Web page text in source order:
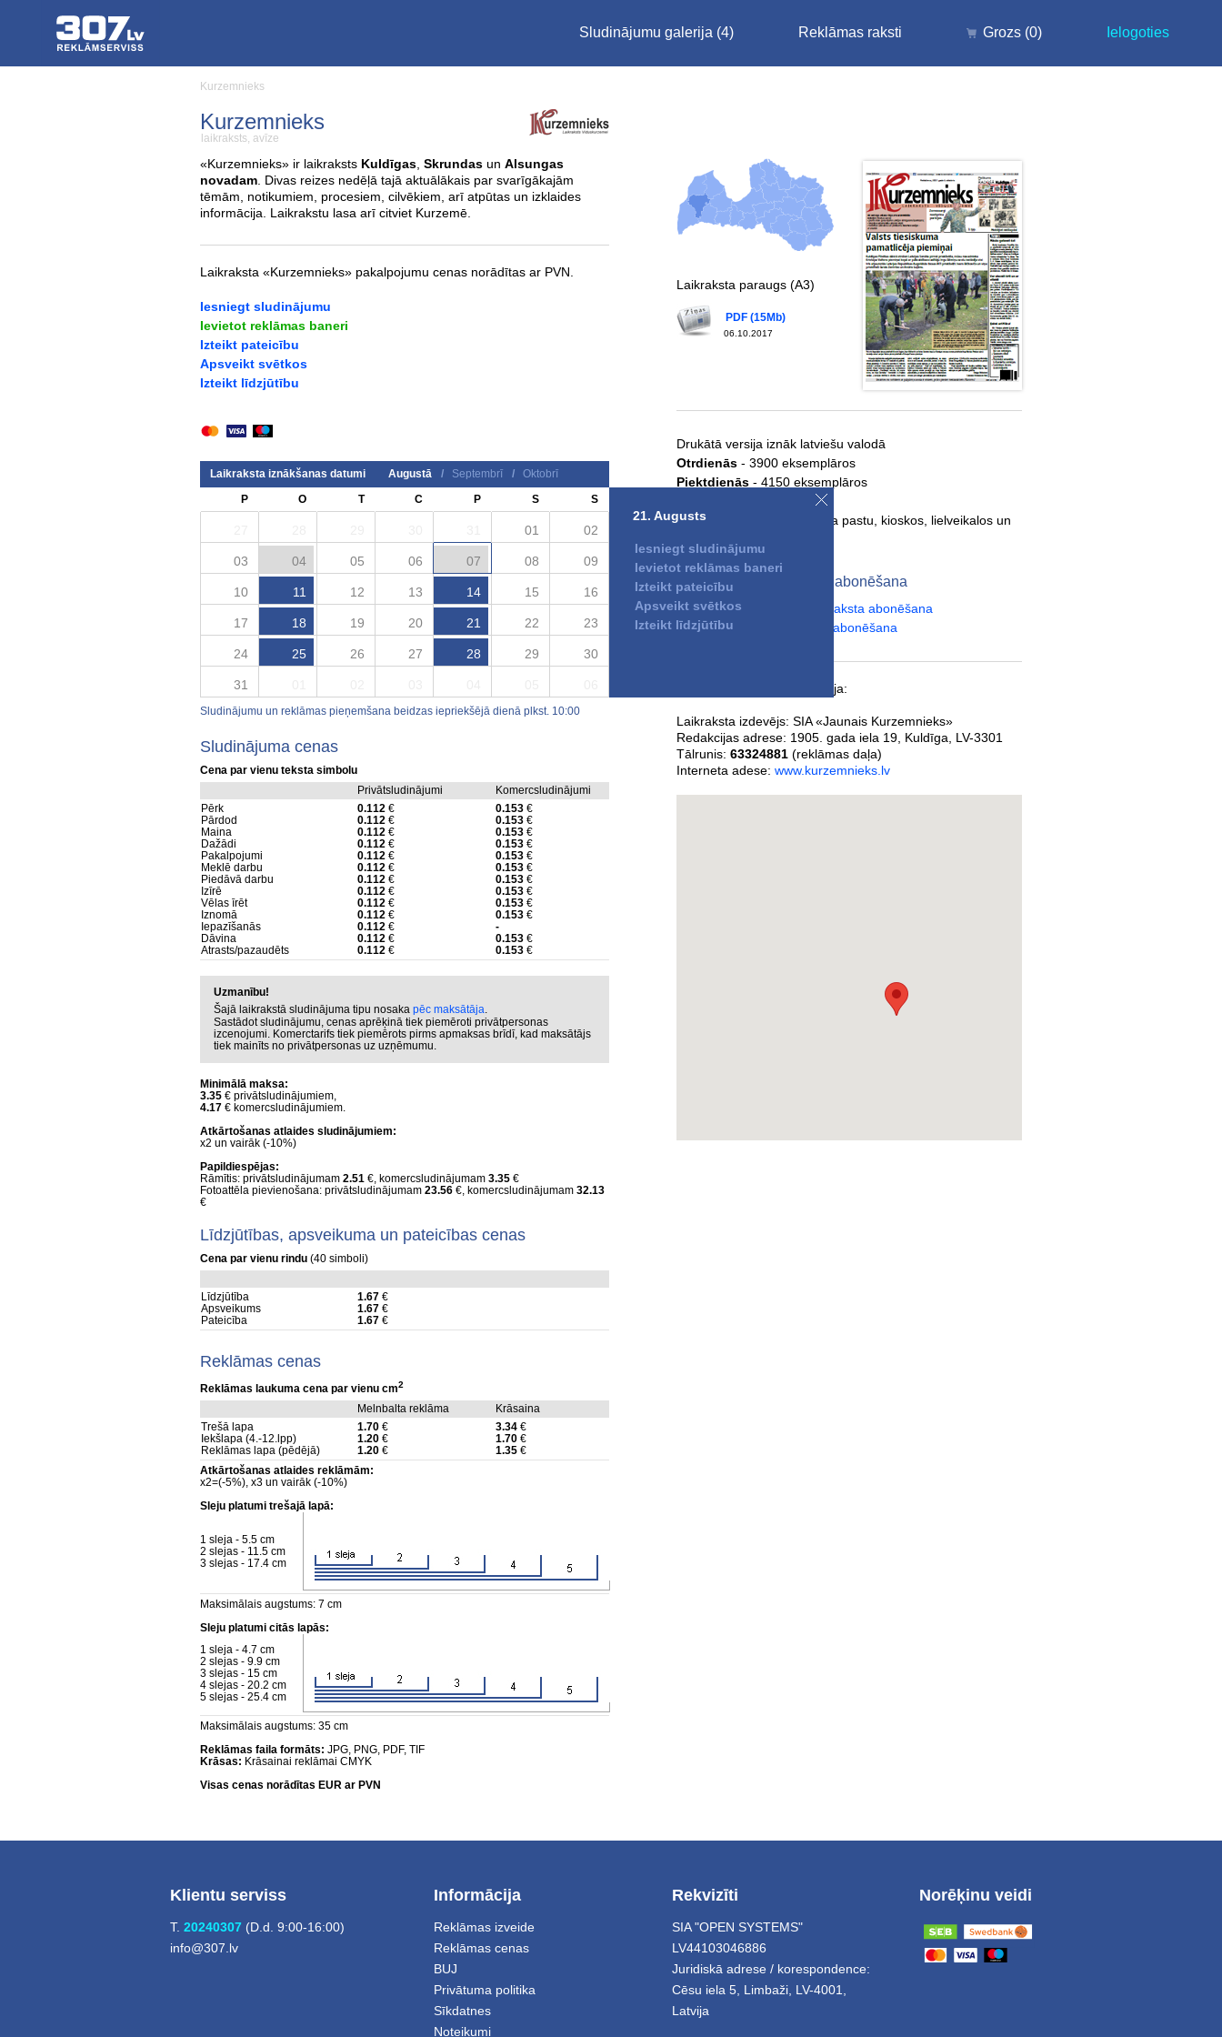
Sludinājumu galerija (4) Reklāmas raksti Grozs (0) Ielogoties
Kurzemnieks
Kurzemnieks
laikraksts, avīze
«Kurzemnieks» ir laikraksts Kuldīgas Skrundas un Alsungas
novadam . Divas reizes nedēļā tajā aktuālākais par svarīgākajām
tēmām, notikumiem, procesiem, cilvēkiem, arī atpūtas un izklaides
informācija. Laikrakstu lasa arī citviet Kurzemē.
Laikraksta «Kurzemnieks» pakalpojumu cenas norādītas ar PVN.
Iesniegt sludinājumu
Ievietot reklāmas baneri
Izteikt pateicību
Apsveikt svētkos
Izteikt līdzjūtību
Laikraksta iznākšanas datumi Augustā / Septembrī /
Oktobrī
P
O T C P S S
01 02
03 04 05 06 07 08 09
10 11 12 13 14 15 16
17 18 19 20 21 22 23
24 25 26 27 28 29 30
31
21. Augusts
Iesniegt sludinājumu
Ievietot reklāmas baneri
Izteikt pateicību
Apsveikt svētkos
Izteikt līdzjūtību
Sludinājumu un reklāmas pieņemšana beidzas iepriekšējā dienā plkst. 10:00
Sludinājuma cenas
Cena par vienu teksta simbolu
Privātsludinājumi
Komercsludinājumi
Pērk
0.112 € 0.153 €
Pārdod
0.112 € 0.153 €
Maina
0.112 € 0.153 €
Dažādi
0.112 € 0.153 €
Pakalpojumi
0.112 € 0.153 €
Meklē darbu
0.112 € 0.153 €
Piedāvā darbu
0.112 € 0.153 €
Izīrē
0.112 € 0.153 €
Vēlas īrēt
0.112 € 0.153 €
Iznomā
0.112 € 0.153 €
Iepazīšanās
0.112 €
-
Dāvina
0.112 € 0.153 €
Atrasts/pazaudēts
0.112 € 0.153 €
Uzmanību!
Šajā laikrakstā sludinājuma tipu nosaka pēc maksātāja.
Sastādot sludinājumu, cenas aprēķinā tiek piemēroti privātpersonas
izcenojumi. Komerctarifs tiek piemērots pirms apmaksas brīdī, kad maksātājs
tiek mainīts no privātpersonas uz uzņēmumu.
Minimālā maksa:
3.35 € privātsludinājumiem,
4.17 € komercsludinājumiem.
Atkārtošanas atlaides sludinājumiem:
x2 un vairāk (-10%)
Papildiespējas:
Rāmītis: privātsludinājumam 2.51 €, komercsludinājumam 3.35 €
Fotoattēla pievienošana: privātsludinājumam 23.56 €, komercsludinājumam 32.13
€
Līdzjūtības, apsveikuma un pateicības cenas
Cena par vienu rindu (40 simboli)
Līdzjūtība 1.67 €
Apsveikums
1.67 €
Pateicība
1.67 €
Reklāmas cenas
Reklāmas laukuma cena par vienu cm2
Melnbalta reklāma
Krāsaina
Trešā lapa
1.70 € 3.34 €
Iekšlapa (4.-12.lpp)
1.20 € 1.70 €
Reklāmas lapa (pēdējā)
1.20 € 1.35 €
Atkārtošanas atlaides reklāmām:
x2=(-5%), x3 un vairāk (-10%)
Sleju platumi trešajā lapā:
1 sleja - 5.5 cm
2 slejas - 11.5 cm
3 slejas - 17.4 cm
Maksimālais augstums: 7 cm
Sleju platumi citās lapās:
1 sleja - 4.7 cm
2 slejas - 9.9 cm
3 slejas - 15 cm
4 slejas - 20.2 cm
5 slejas - 25.4 cm
Maksimālais augstums: 35 cm
Reklāmas faila formāts: JPG, PNG, PDF, TIF
Krāsas: Krāsainai reklāmai CMYK
Visas cenas norādītas EUR ar PVN
Laikraksta paraugs (A3)
06.10.2017
PDF (15Mb)
Drukātā versija iznāk latviešu valodā
Otrdienās - 3900 eksemplāros
Piektdienās - 4150 eksemplāros
Laikraksta izplatīšana
- pa pastu, kioskos, lielveikalos un
Laikraksta Kurzemnieks abonēšana
Kurzemnieks - drukātā laikraksta abonēšana
Kurzemnieks - e-laikraksta abonēšana
Laikraksta kontaktinformācija:
Laikraksta izdevējs: SIA «Jaunais Kurzemnieks»
Redakcijas adrese: 1905. gada iela 19 Kuldīga
LV-3301
Tālrunis: 63324881 (reklāmas daļa)
Interneta adese: www.kurzemnieks.lv
Klientu serviss
T. 20240307 (D.d. 9:00-16:00)
info@307.lv
Informācija
Reklāmas izveide
Reklāmas cenas
BUJ
Privātuma politika
Sīkdatnes
Noteikumi
Rekvizīti
SIA "OPEN SYSTEMS"
LV44103046886
Juridiskā adrese / korespondence:
Cēsu iela 5 Limbaži LV-4001,
Latvija
Norēķinu veidi